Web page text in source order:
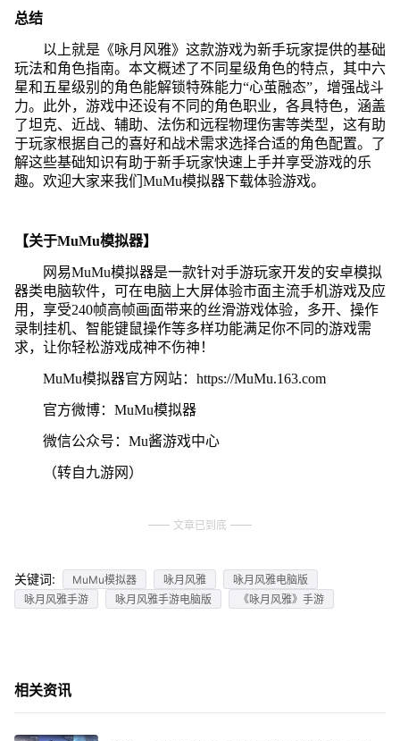
总结
以上就是《咏月风雅》这款游戏为新手玩家提供的基础
玩法和角色指南。本文概述了不同星级角色的特点，其中六
星和五星级别的角色能解锁特殊能力“心茧融态”，增强战斗
力。此外，游戏中还设有不同的角色职业，各具特色，涵盖
了坦克、近战、辅助、法伤和远程物理伤害等类型，这有助
于玩家根据自己的喜好和战术需求选择合适的角色配置。了
解这些基础知识有助于新手玩家快速上手并享受游戏的乐
趣。欢迎大家来我们MuMu模拟器下载体验游戏。
【关于MuMu模拟器】
网易MuMu模拟器是一款针对手游玩家开发的安卓模拟
器类电脑软件，可在电脑上大屏体验市面主流手机游戏及应
用，享受240帧高帧画面带来的丝滑游戏体验，多开、操作
录制挂机、智能键鼠操作等多样功能满足你不同的游戏需
求，让你轻松游戏成神不伤神！
MuMu模拟器官方网站：https://MuMu.163.com
官方微博：MuMu模拟器
微信公众号：Mu酱游戏中心
（转自九游网）
文章已到底
关键词: MuMu模拟器 咏月风雅
咏月风雅电脑版
咏月风雅手游
咏月风雅手游电脑版 《咏月风雅》手游
相关资讯